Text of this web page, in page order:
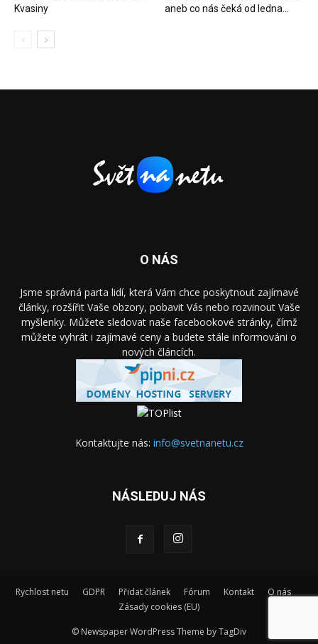
Kvasiny
aneb co nás čeká od ledna...
O NÁS
Jsme správná parta lidí, která Vám chce poskytnout zajímavé
články, rozšířit Vaše obzory, pobavit Vás nebo rozvinout Vaše
myšlenky. Můžete sledovat naše facebookové stránky, čímž
můžete vyhrát i zajímavé ceny a budete stále informováni o
nových článcích.
Kontaktujte nás: info@svetnanetu.cz
NÁSLEDUJ NÁS
Rychlost netu GDPR Přidat článek Fórum Kontakt
O nás
Zásady cookies (EU)
© Newspaper WordPress Theme by TagDiv